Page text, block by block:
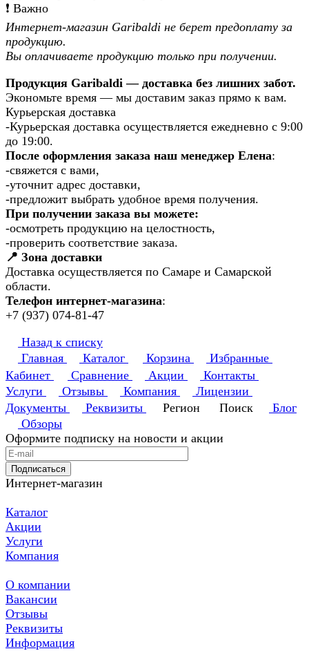
❗️ Важно
Интернет-магазин Garibaldi не берет предоплату за
продукцию.
Вы оплачиваете продукцию только при получении.
Продукция Garibaldi — доставка без лишних забот.
Экономьте время — мы доставим заказ прямо к вам.
Курьерская доставка
-Курьерская доставка осуществляется ежедневно с 9:00
до 19:00.
После оформления заказа наш менеджер Елена:
-свяжется с вами,
-уточнит адрес доставки,
-предложит выбрать удобное время получения.
При получении заказа вы можете:
-осмотреть продукцию на целостность,
-проверить соответствие заказа.
📍 Зона доставки
Доставка осуществляется по Самаре и Самарской
области.
Телефон интернет-магазина:
+7 (937) 074-81-47
Назад к списку
Главная
Каталог Корзина
Избранные
Кабинет
Сравнение Акции
Контакты
Услуги
Отзывы Компания
Лицензии
Документы
Реквизиты Регион Поиск
Блог
Обзоры
Оформите подписку на новости и акции
Подписаться
Интернет-магазин
Каталог
Акции
Услуги
Компания
О компании
Вакансии
Отзывы
Реквизиты
Информация